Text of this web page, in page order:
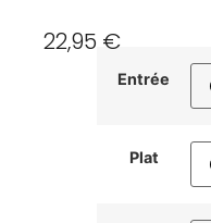
22,95 €
Entrée
Plat